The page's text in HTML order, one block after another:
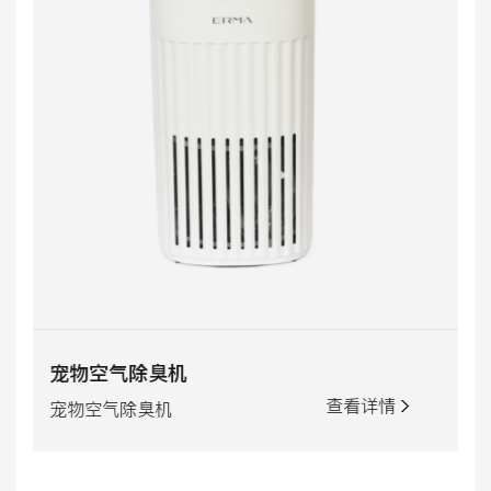
EMY-300空气消毒净化机
落地移动式 查看详情